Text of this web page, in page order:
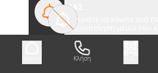
ΜΑΣ
Μπορείτε να κάνετε ανά
ενεργοποίηση μέσω του
Κλήση